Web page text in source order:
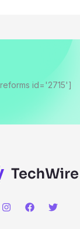
id='2715']